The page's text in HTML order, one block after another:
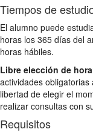
Tiempos de
El alumno puede
horas los 365 días del
horas hábiles.
Libre elección de
actividades
libertad de elegir el
realizar consultas con
Requisitos